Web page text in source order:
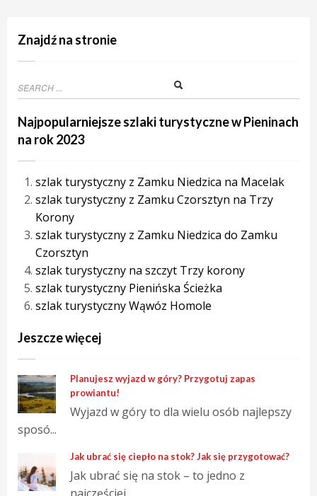
Znajdź na stronie
Najpopularniejsze szlaki turystyczne w Pieninach
na rok 2023
szlak turystyczny z Zamku Niedzica na Macelak
szlak turystyczny z Zamku Czorsztyn na Trzy
Korony
szlak turystyczny z Zamku Niedzica do Zamku
Czorsztyn
szlak turystyczny na szczyt Trzy korony
szlak turystyczny Pienińska Ścieżka
szlak turystyczny Wąwóz Homole
Jeszcze więcej
Planujesz wyjazd w góry? Przygotuj zapas
prowiantu!
Wyjazd w góry to dla wielu osób najlepszy
sposó...
Jak ubrać się ciepło na stok? Jak się przygotować?
Jak ubrać się na stok – to jedno z